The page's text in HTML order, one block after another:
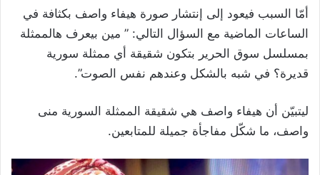
أمّا السبب فيعود إلى إنتشار صورة هيفاء واصف بكثافة في
الساعات الماضية مع السؤال التالي: ” مين بيعرف هالممثلة
بمسلسل سوق الحرير بتكون شقيقة أي ممثلة سورية
قديرة؟ في شبه بالشكل وعندهم نفس الصوت”.
ليتبيّن أن هيفاء واصف هي شقيقة الممثلة السورية منى
واصف، ما شكّل مفاجأة جميلة للمتابعين.